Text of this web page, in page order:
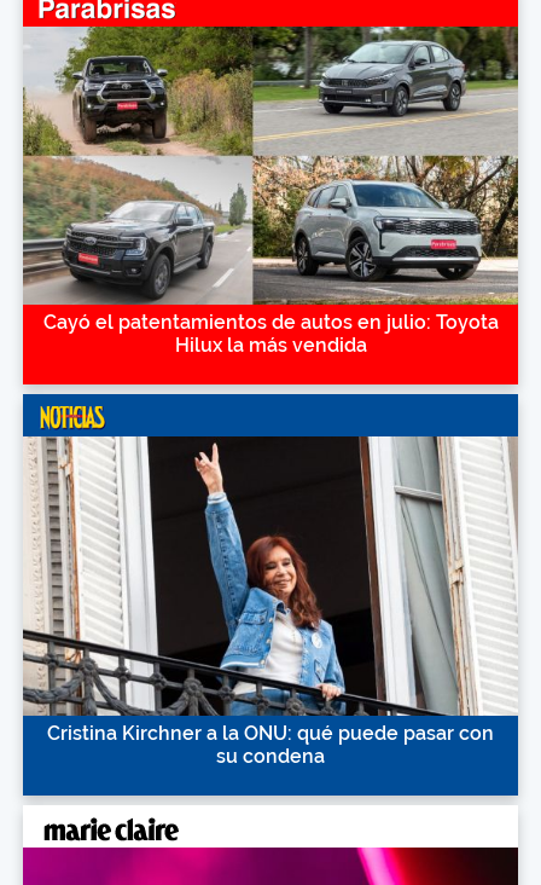
Cayó el patentamientos de autos en julio: Toyota
Hilux la más vendida
Cristina Kirchner a la ONU: qué puede pasar con
su condena